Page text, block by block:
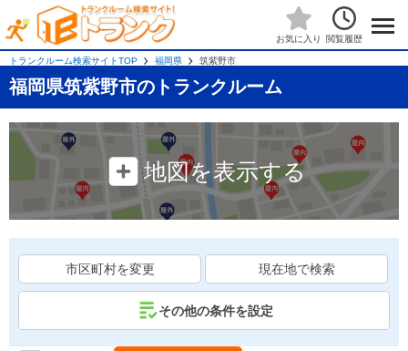
お気に入り 閲覧履歴
トランクルーム検索サイトTOP 福岡県 筑紫野市
福岡県筑紫野市のトランクルーム
地図を表示する
市区町村を変更 現在地で検索
その他の条件を設定